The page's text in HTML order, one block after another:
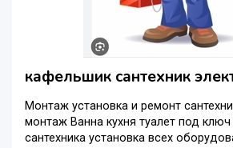
кафельшик сантехник
Монтаж установка и ремонт
монтаж Ванна кухня туалет под
сантехника установка всех